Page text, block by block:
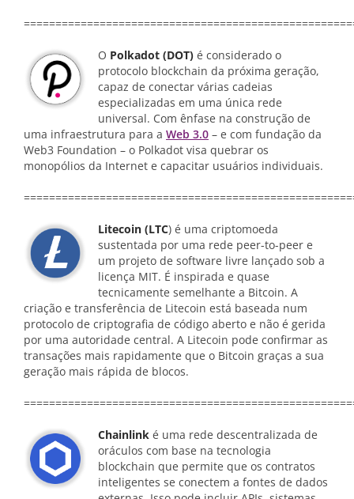
O Polkadot (DOT) é considerado o
protocolo blockchain da próxima geração,
capaz de conectar várias cadeias
especializadas em uma única rede
universal. Com ênfase na construção de
uma infraestrutura para a Web 3.0 – e com fundação da
Web3 Foundation – o Polkadot visa quebrar os
monopólios da Internet e capacitar usuários individuais.
Litecoin (LTC) é uma criptomoeda
sustentada por uma rede peer-to-peer e
um projeto de software livre lançado sob a
licença MIT. É inspirada e quase
tecnicamente semelhante a Bitcoin. A
criação e transferência de Litecoin está baseada num
protocolo de criptografia de código aberto e não é gerida
por uma autoridade central. A Litecoin pode confirmar as
transações mais rapidamente que o Bitcoin graças a sua
geração mais rápida de blocos.
Chainlinké uma rede descentralizada de
oráculos com base na tecnologia
blockchain que permite que os contratos
inteligentes se conectem a fontes de dados